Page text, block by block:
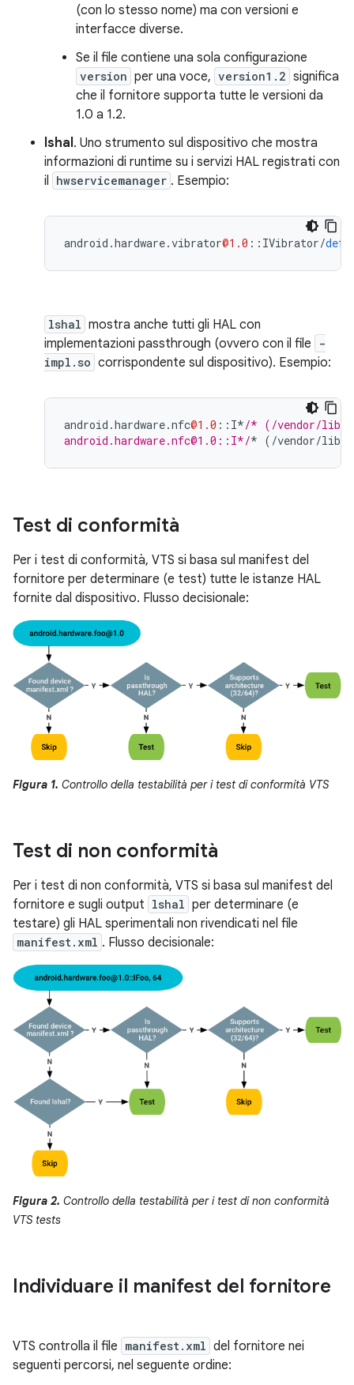
(con lo stesso nome) ma con versioni e
interfacce diverse.
Se il file contiene una sola configurazione
version per una voce, version1.2 significa
che il fornitore supporta tutte le versioni da
1.0 a 1.2.
lshal. Uno strumento sul dispositivo che mostra
informazioni di runtime su i servizi HAL registrati con
il hwservicemanager . Esempio:
android .hardware.vibrator@1.0 :: IVibrator/
lshal mostra anche tutti gli HAL con
implementazioni passthrough (ovvero con il file
-
impl.so corrispondente sul dispositivo). Esempio:
android .hardware.nfc@1.0 :: I*/* (/vendor/lib/
android.hardware.nfc@1.0::I*/* ( /vendor/lib64
Test di conformità
Per i test di conformità, VTS si basa sul manifest del
fornitore per determinare (e test) tutte le istanze HAL
fornite dal dispositivo. Flusso decisionale:
Figura 1. Controllo della testabilità per i test di conformità VTS
Test di non conformità
Per i test di non conformità, VTS si basa sul manifest del
fornitore e sugli output lshal per determinare (e
testare) gli HAL sperimentali non rivendicati nel file
manifest.xml . Flusso decisionale:
Figura 2. Controllo della testabilità per i test di non conformità
VTS tests
Individuare il manifest del fornitore
VTS controlla il file manifest.xml del fornitore nei
seguenti percorsi, nel seguente ordine: